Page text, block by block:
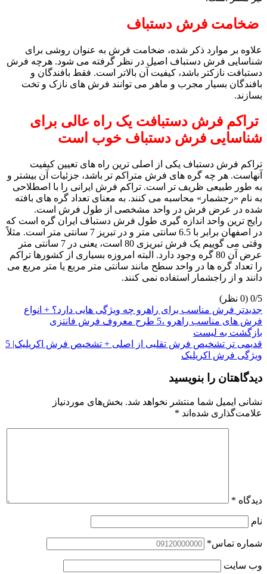
ضخامت فرش دستباف
علاوه بر موارد ذکر شده، ضخامت فرش به عنوان روشی برای
شناسایی فرش دستباف اصیل در نظر گرفته می شود. هرچه فرش
دستبافت نازکتر باشد، کیفیت آن بالاتر است. فقط بافندگان و
بافندگان بسیار مجرب و ماهر می توانند فرش های نازک و تخت
بسازند.
تراکم فرش دستبافت یک راه عالی برای
شناسایی فرش دستباف خوب است
تراکم فرش دستباف یکی از اصلی ترین راه های تعیین کیفیت
آنهاست. هر چه گره های فرش متراکم تر باشد، جزئیات آن بیشتر و
به طور طبیعی ظریف تر است. تراکم فرش ایرانی را با اصطلاحی
به نام «رجشمار» محاسبه می کنند. به معنای تعداد گره های بافته
شده در عرض فرش در واحد مشخصی از طول فرش است.
رایج ترین واحد اندازه گیری طول فرش دستباف ایران گره است که
در اصفهان برابر با 6.5 سانتی متر و در تبریز 7 سانتی متر است. مثلاً
وقتی می گوییم یک فرش تبریزی 80 است، یعنی در 7 سانتی متر
عرض آن 80 گره وجود دارد. البته امروزه بسیاری از کشورها تراکم
را تعداد گره ها در واحد سطح مانند سانتی متر مربع یا متر مربع می
دانند و از راجشمار استفاده نمی کنند.
‫0/5
جدیدتر فرش مناسب برای راهرو چه ویژگی هایی دارد؟ + انواع
فرش های مناسب راهرو ،5 طرح معروف فرش فانتزی
بازگشت به لیست
قدیمی تر
تشخیص فرش تقلبی از اصلی + تشخیص فرش اکریلیک| 5
ویژگی فرش اکریلیک
دیدگاهتان را بنویسید
نشانی ایمیل شما منتشر نخواهد شد. بخش‌های موردنیاز
علامت‌گذاری شده‌اند *
دیدگاه *
نام
شماره تماس*
وب‌ سایت